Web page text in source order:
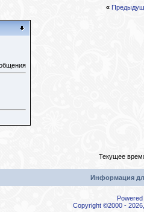
«
Текущее
Информация
Copyright ©2000 -